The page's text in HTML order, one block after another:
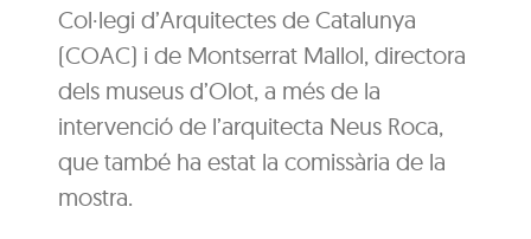
Col·legi d’Arquitectes de Catalunya
(COAC) i de Montserrat Mallol, directora
dels museus d’Olot, a més de la
intervenció de l’arquitecta Neus Roca,
que també ha estat la comissària de la
mostra.